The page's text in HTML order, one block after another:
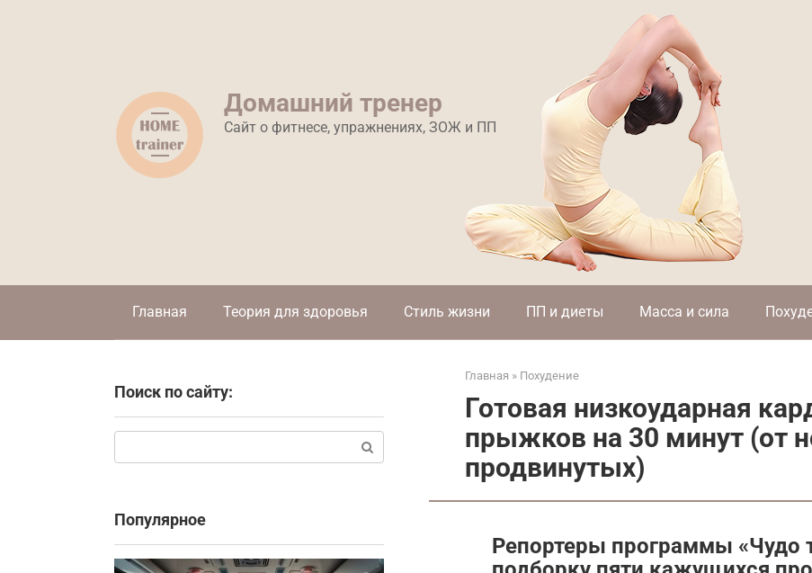
Домашний тренер
Сайт о фитнесе, упражнениях, ЗОЖ и ПП
Главная Теория для здоровья Стиль жизни ПП и диеты Масса и сила
Главная » Похудение
Готовая низкоударная
прыжков на 30 минут (от
продвинутых)
Репортеры программы «Чудо
Поиск по сайту:
Популярное